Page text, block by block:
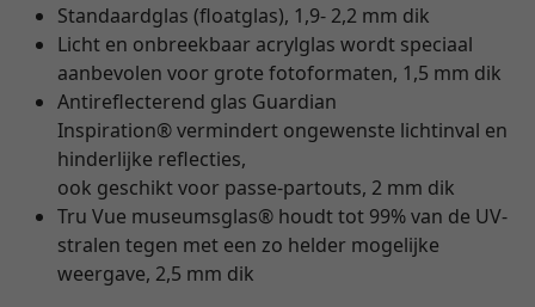
Standaardglas (floatglas), 1,9- 2,2 mm dik
Licht en onbreekbaar acrylglas wordt speciaal
aanbevolen voor grote fotoformaten, 1,5 mm dik
Antireflecterend glas Guardian
Inspiration® vermindert ongewenste lichtinval en
hinderlijke reflecties,
ook geschikt voor passe-partouts, 2 mm dik
Tru Vue museumsglas® houdt tot 99% van de UV-
stralen tegen met een zo helder mogelijke
weergave, 2,5 mm dik